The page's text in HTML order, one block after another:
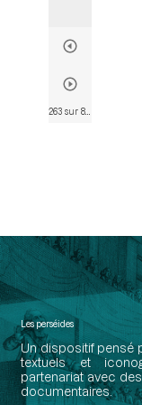
Les perséides
Un dispositif pensé
textuels et
partenariat avec
documentaires.